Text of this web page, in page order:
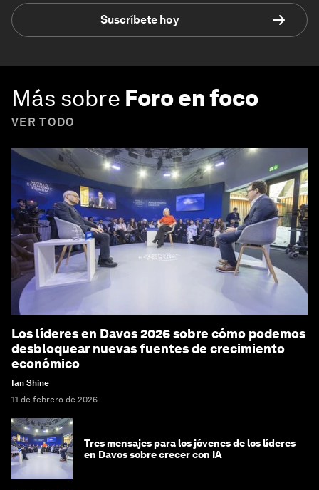
Suscríbete hoy
Más sobre Foro en foco
VER TODO
Los líderes en Davos 2026 sobre cómo podemos
desbloquear nuevas fuentes de crecimiento
económico
Ian Shine
11 de febrero de 2026
Tres mensajes para los jóvenes de los líderes
en Davos sobre crecer con IA